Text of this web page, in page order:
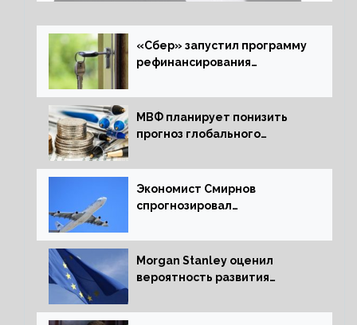
«Сбер» запустил программу
рефинансирования
МВФ планирует понизить
прогноз глобального
следующем отчете
Экономист Смирнов
спрогнозировал
России
Morgan Stanley оценил
вероятность развития